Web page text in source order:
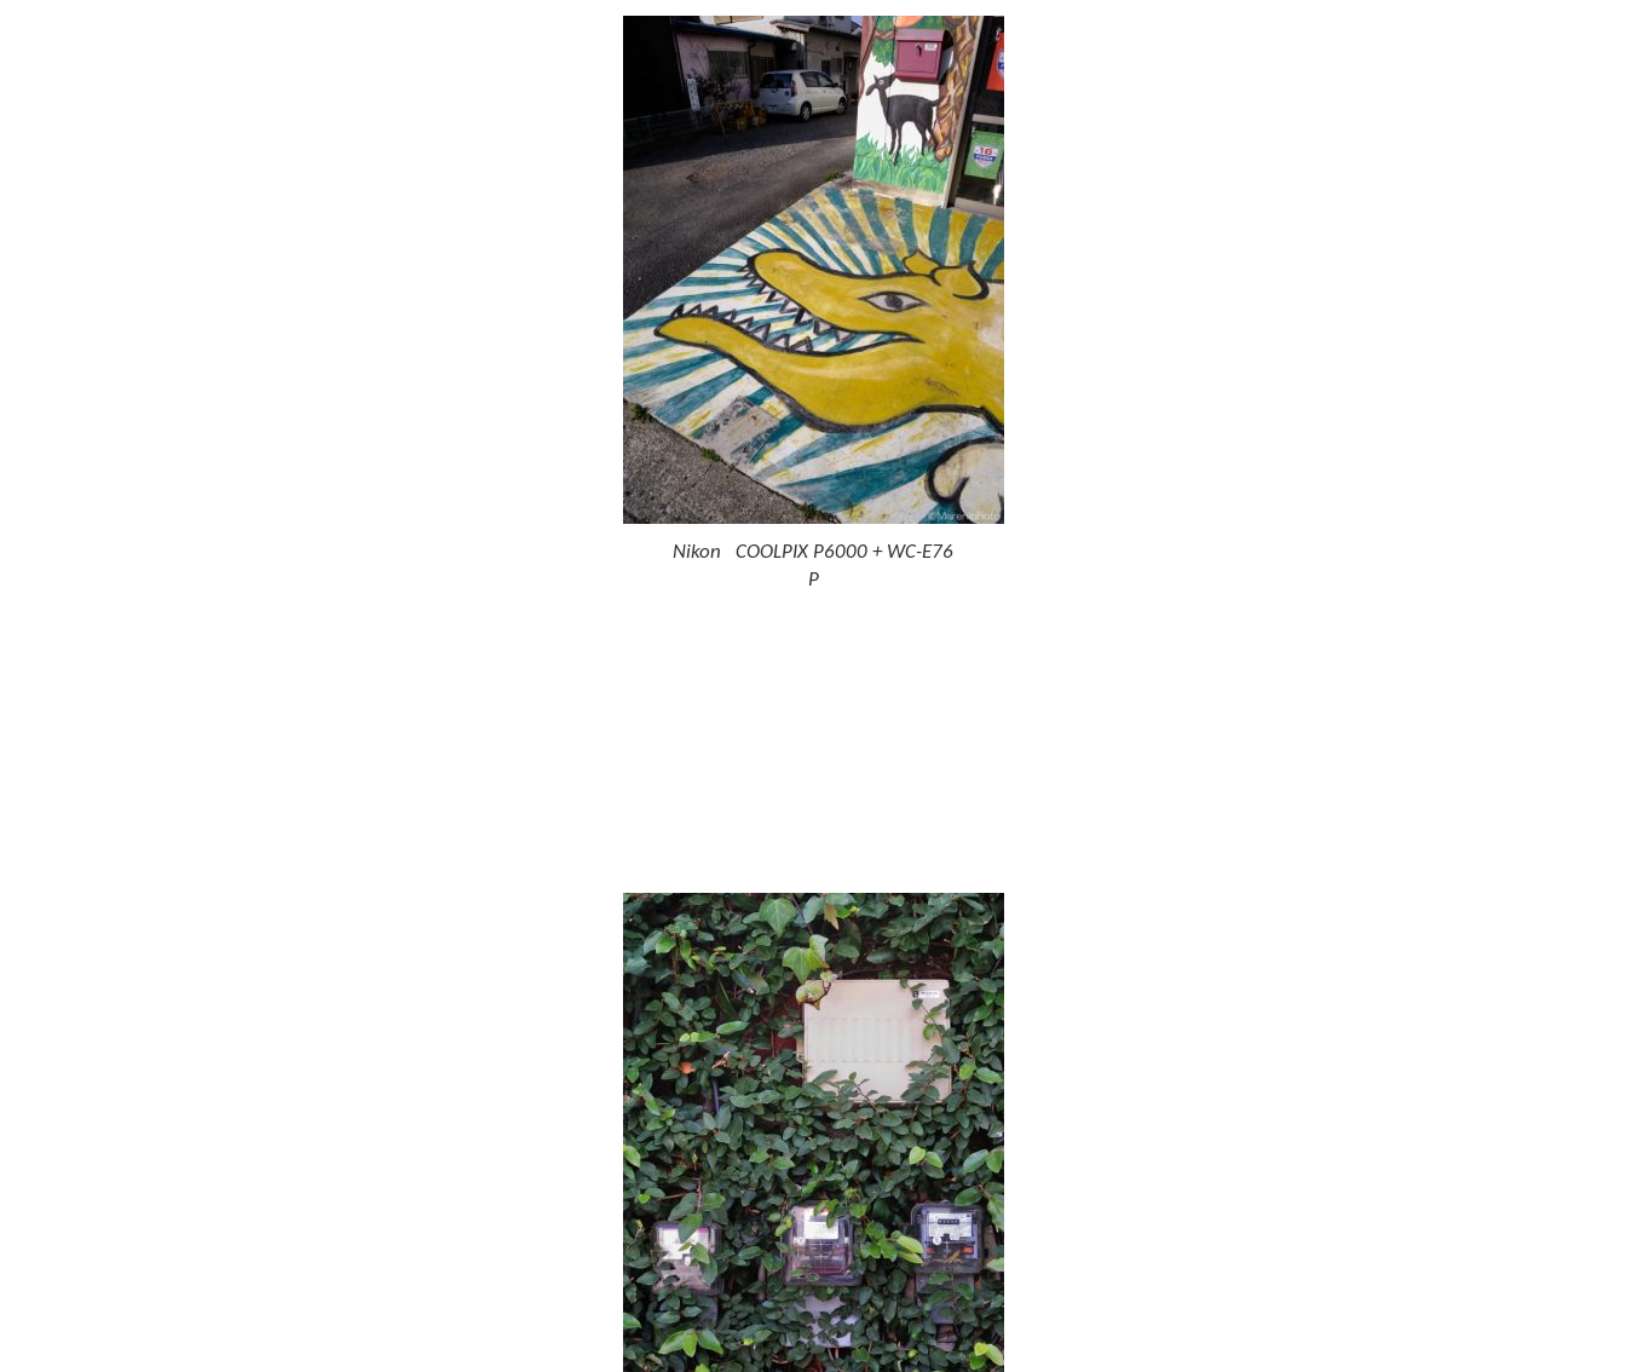
Nikon COOLPIX P6000 + WC-E76
P